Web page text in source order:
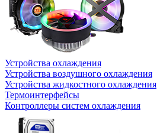
Устройства охлаждения
Устройства воздушного охлаждения
Устройства жидкостного охлаждения
Термоинтерфейсы
Контроллеры систем охлаждения